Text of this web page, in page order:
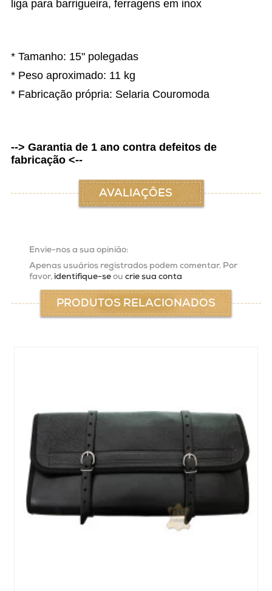
liga para barrigueira, ferragens em inox
* Tamanho: 15" polegadas
* Peso aproximado: 11 kg
* Fabricação própria: Selaria Couromoda
--> Garantia de 1 ano contra defeitos de
fabricação <--
AVALIAÇÕES
Envie-nos a sua opinião:
Apenas usuários registrados podem comentar. Por
favor, identifique-seou crie sua conta
PRODUTOS RELACIONADOS